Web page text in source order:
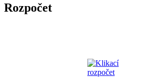
Rozpočet